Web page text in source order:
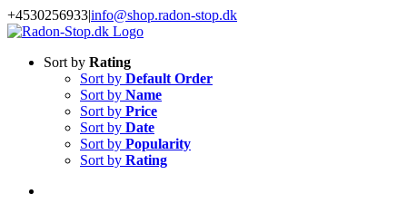
Skip
to
+4530256933|info@shop.radon-stop.dk
Facebook
LinkedIn
Instagram
YouTube
Sort by Rating
Sort by Default Order
Sort by Name
Sort by Price
Sort by Date
Sort by Popularity
Sort by Rating